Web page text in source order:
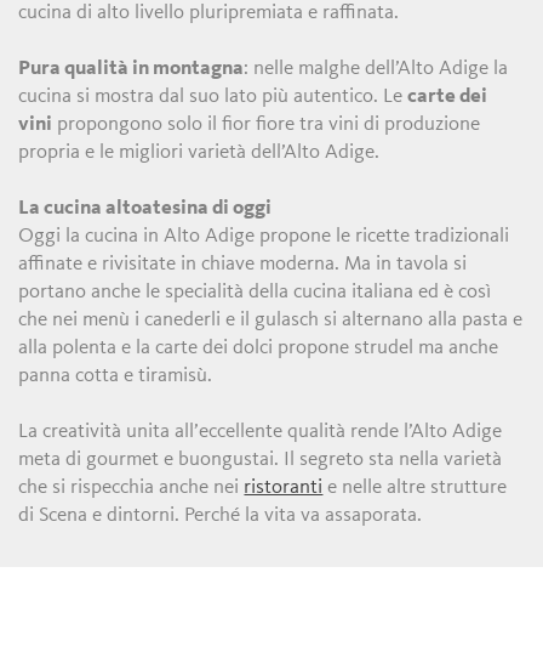
cucina di alto livello pluripremiata e raffinata.
Pura qualità in montagna: nelle malghe dell’Alto Adige la
cucina si mostra dal suo lato più autentico. Lecarte dei
vini propongono solo il fior fiore tra vini di produzione
propria e le migliori varietà dell’Alto Adige.
La cucina altoatesina di oggi
Oggi la cucina in Alto Adige propone le ricette tradizionali
affinate e rivisitate in chiave moderna. Ma in tavola si
portano anche le specialità della cucina italiana ed è così
che nei menù i canederli e il gulasch si alternano alla pasta e
alla polenta e la carte dei dolci propone strudel ma anche
panna cotta e tiramisù.
La creatività unita all’eccellente qualità rende l’Alto Adige
meta di gourmet e buongustai. Il segreto sta nella varietà
che si rispecchia anche nei ristoranti e nelle altre strutture
di Scena e dintorni. Perché la vita va assaporata.